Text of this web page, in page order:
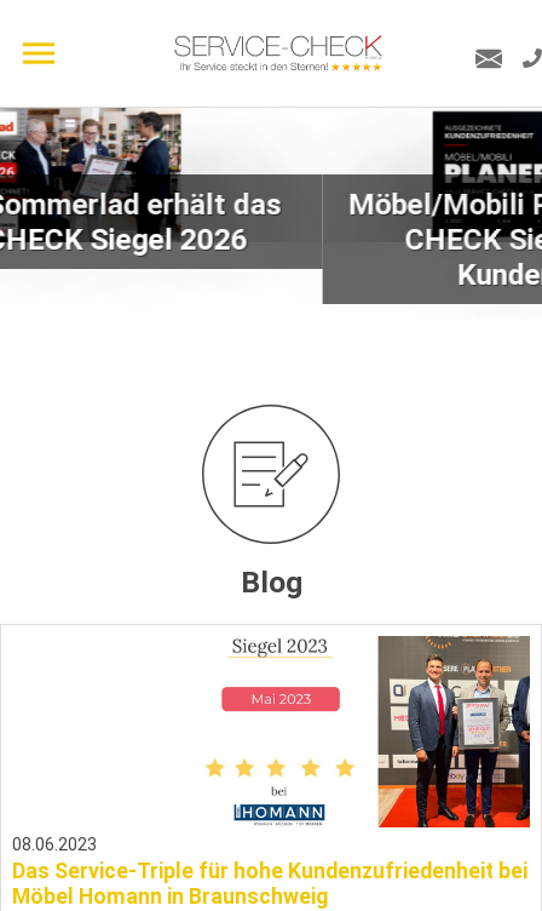
Möbel/Mobili Planer erhält SERVICE-
CHECK Siegel 2026 für hohe
Kundenzufriedenheit
Blog
08.06.2023
Das Service-Triple für hohe Kundenzufriedenheit bei
Möbel Homann in Braunschweig